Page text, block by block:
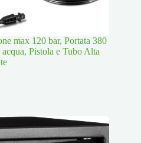
max 120 bar, Portata 380
Pistola e Tubo Alta